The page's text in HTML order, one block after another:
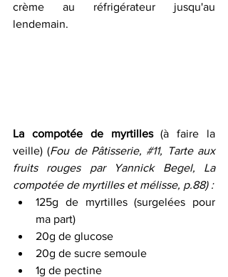
crème au réfrigérateur jusqu'au
lendemain.
La compotée de myrtilles (à faire la
veille) (Fou de Pâtisserie, #11, Tarte aux
fruits rouges par Yannick Begel, La
compotée de myrtilles et mélisse, p.88) :
125g de myrtilles (surgelées pour
ma part)
20g de glucose
20g de sucre semoule
1g de pectine